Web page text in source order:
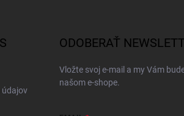
údajov
ODOBERAŤ
Vložte svoj e-mail a my Vám
našom e-shope.